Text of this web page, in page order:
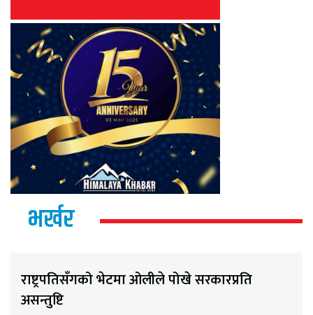
भर्खर
राष्ट्रपतिसँगको भेटमा ओलीले पोखे सरकारप्रति
असन्तुष्टि